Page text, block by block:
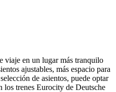
viaje en un lugar más tranquilo
ajustables, más espacio para
de asientos, puede optar
los trenes Eurocity de Deutsche